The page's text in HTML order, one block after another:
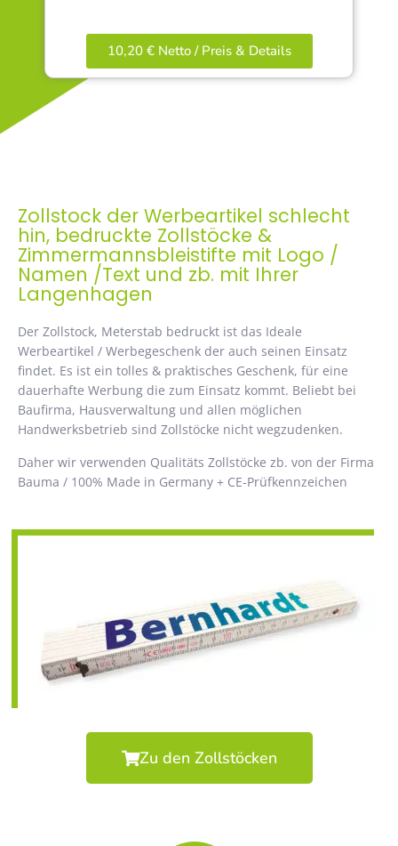
10,20 € Netto / Preis & Details
Zollstock der Werbeartikel schlecht
hin, bedruckte Zollstöcke &
Zimmermannsbleistifte mit Logo /
Namen /Text und zb. mit Ihrer
Langenhagen
Der Zollstock, Meterstab bedruckt ist das Ideale
Werbeartikel / Werbegeschenk der auch seinen Einsatz
findet. Es ist ein tolles & praktisches Geschenk, für eine
dauerhafte Werbung die zum Einsatz kommt. Beliebt bei
Baufirma, Hausverwaltung und allen möglichen
Handwerksbetrieb sind Zollstöcke nicht wegzudenken.
Daher wir verwenden Qualitäts Zollstöcke zb. von der Firma
Bauma / 100% Made in Germany + CE-Prüfkennzeichen
Zu den Zollstöcken